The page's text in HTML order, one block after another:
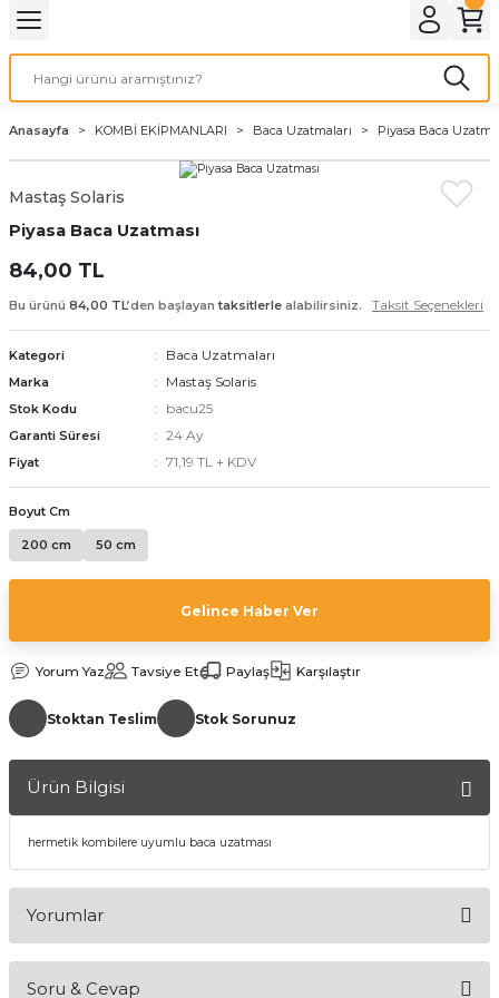
Seti
KOMBİ
9.000 BTU
SOBASI
Klasik Seri
Klasik Camlı Seri
Anasayfa KOMBİ EKİPMANLARI Baca Uzatmaları Piyasa Baca
Mastaş Solaris
Piyasa Baca Uzatması
84,00 TL
Bu ürünü 84,00 TL’den başlayantaksitlerle alabilirsiniz. Taksit Seçenekleri
Kategori Baca Uzatmaları
Marka Mastaş Solaris
Stok Kodu bacu25
Garanti Süresi 24 Ay
Fiyat 71,19 TL + KDV
Boyut Cm
200 cm 50 cm
Gelince Haber Ver
Yorum Yaz Tavsiye Et Paylaş Karşılaştır
Stoktan Teslim Stok Sorunuz
Ürün Bilgisi
hermetik kombilere uyumlu baca uzatması
Yorumlar
Soru & Cevap